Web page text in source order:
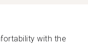
with the